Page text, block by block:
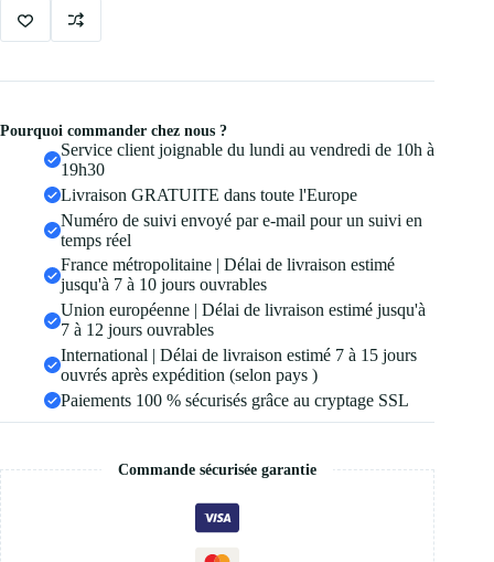
Pourquoi commander chez nous ?
Service client joignable du lundi au vendredi de 10h à
19h30
Livraison GRATUITE dans toute l'Europe
Numéro de suivi envoyé par e-mail pour un suivi en
temps réel
France métropolitaine | Délai de livraison estimé
jusqu'à 7 à 10 jours ouvrables
Union européenne | Délai de livraison estimé jusqu'à
7 à 12 jours ouvrables
International | Délai de livraison estimé 7 à 15 jours
ouvrés après expédition (selon pays )
Paiements 100 % sécurisés grâce au cryptage SSL
Commande sécurisée garantie